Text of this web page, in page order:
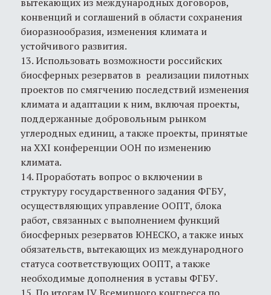
конвенций и соглашений в области сохранения
биоразнообразия, изменения климата и
устойчивого развития.
13. Использовать возможности российских
биосферных резерватов в реализации пилотных
проектов по смягчению последствий изменения
климата и адаптации к ним, включая проекты,
поддержанные добровольным рынком
углеродных единиц, а также проекты, принятые
на XXI конференции ООН по изменению
климата.
14. Проработать вопрос о включении в
структуру государственного задания ФГБУ,
осуществляющих управление ООПТ, блока
работ, связанных с выполнением функций
биосферных резерватов ЮНЕСКО, а также иных
обязательств, вытекающих из международного
статуса соответствующих ООПТ, а также
необходимые дополнения в уставы ФГБУ.
15. По итогам IV Всемирного конгресса по